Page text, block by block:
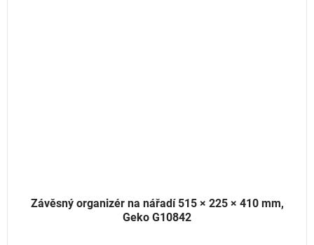
Závěsný organizér na nářadí 515 × 225 × 410 mm,
Geko G10842